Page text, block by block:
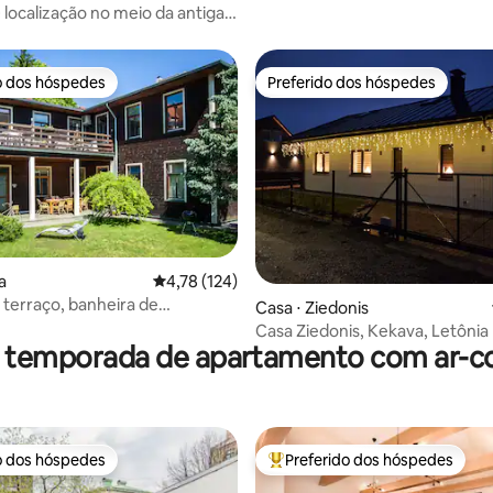
no meio da antiga
média de 5, 5 avaliações
dos hóspedes
dos hóspedes
4,78 de uma avaliação média de 5, 124
4,78 (124)
terraço, banheira de
Preferido dos hóspedes
Preferido dos hóspedes
Casa ⋅ Ziedonis
Casa Ziedonis, Kekava, Letônia
de apartamento com ar-
dos hóspedes
dos hóspedes Entre os melhores preferidos
Preferido dos hóspedes